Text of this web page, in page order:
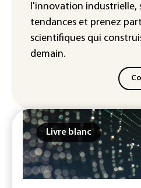
France
l'innovation industrielle,
tendances et prenez
scientifiques qui
demain.
Livre blanc